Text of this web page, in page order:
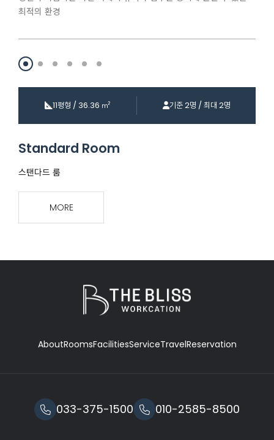
최적의 환경
11평형 / 36.36 ㎡ 기준 2명 / 최대 2명
Standard Room
스탠다드 룸
MORE
AboutRoomsFacilitiesServiceTravelReservation
033-375-1500 010-2585-8500